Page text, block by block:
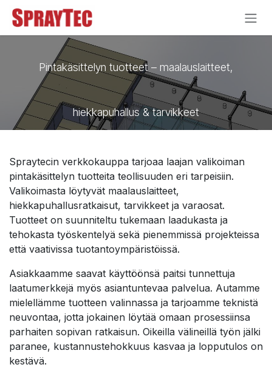
Siirry sisältöön
Pintakäsittelyn tuotteet – maalauslaitteet,
hiekkapuhallus & tarvikkeet
Spraytecin verkkokauppa tarjoaa laajan valikoiman
pintakäsittelyn tuotteita teollisuuden eri tarpeisiin.
Valikoimasta löytyvät maalauslaitteet,
hiekkapuhallusratkaisut, tarvikkeet ja varaosat.
Tuotteet on suunniteltu tukemaan laadukasta ja
tehokasta työskentelyä sekä pienemmissä projekteissa
että vaativissa tuotantoympäristöissä.
Asiakkaamme saavat käyttöönsä paitsi tunnettuja
laatumerkkejä myös asiantuntevaa palvelua. Autamme
mielellämme tuotteen valinnassa ja tarjoamme teknistä
neuvontaa, jotta jokainen löytää omaan prosessiinsa
parhaiten sopivan ratkaisun. Oikeilla välineillä työn jälki
paranee, kustannustehokkuus kasvaa ja lopputulos on
kestävä.